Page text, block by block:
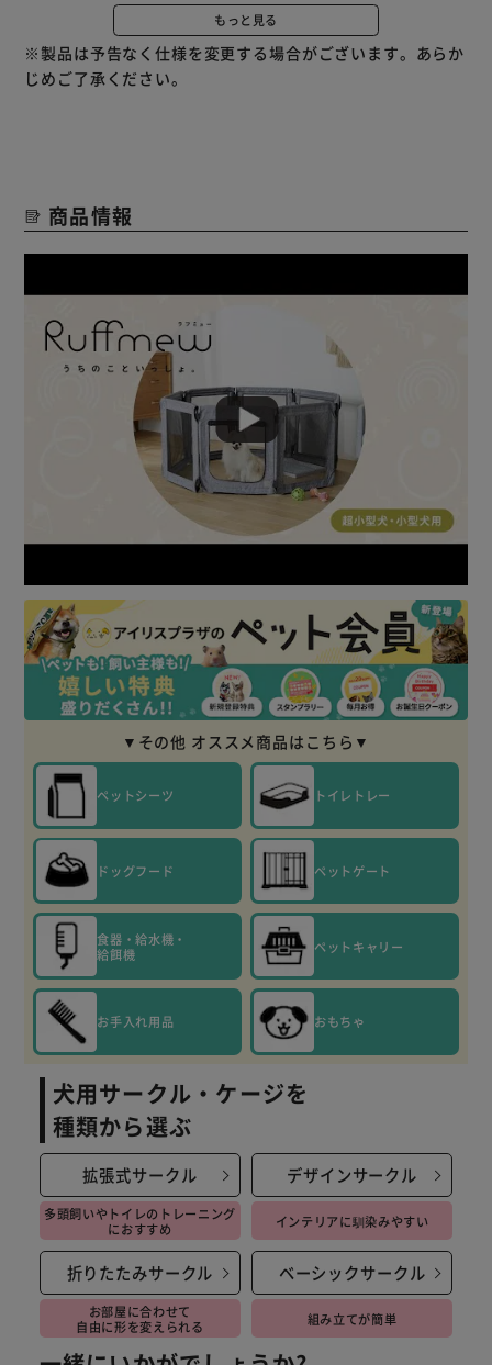
◆わんちゃんの体格に合わせた2タイプ
【Mサイズ】内寸：95cm×87cm×60cm／パネル6枚組
【Lサイズ】内寸：120cm×120cm×60cm／パネル8枚組
隙間が小さく、わんちゃんが挟まりにくい安心設計。
開けにくい
開ける：ファスナーを使用しない場合は面ファスナーで上部
に固定可能
◆わんちゃんも安心！PVCメッシュ素材×スチールタイプ
かわいいお顔がよく見える！
わんちゃんがなめても安心、破れにくいPVCメッシュ素材採
用はぶつかっても体への衝撃を抑え、スチールタイプだから
◆軽量
◆コンパクト収納
使用後はじゃばら式に折りたたみ可能。
ちょっとした隙間に収納できるコンパクトサイズ。
◆出入りスムーズ
高さが60cmの為、出入りスムーズ。
わんちゃんが飛び出しにくく安心。
◆洗濯ラクラク、いつでも清潔に
フレームからカバーを取り外すことで、洗濯機で丸洗い可
能。
※洗濯機使用時は、洗濯ネットを使用ください。
※色移りの恐れがありますため他の洗濯物と分けてお洗いく
ださい。
もっと見る
※製品は予告なく仕様を変更する場合がございます。あらか
じめご了承ください。
商品情報
▼その他 オススメ商品はこちら▼
ペットシーツ トイレトレー
ドッグフード ペットゲート
食器・給水機・
給餌機
ペットキャリー
お手入れ用品 おもちゃ
犬用サークル・ケージを
種類から選ぶ
拡張式サークル
多頭飼いやトイレの トレーニング
におすすめ
デザインサークル
インテリアに馴染みやすい
折りたたみサークル
お部屋に合わせて
自由に形を変えられる
ベーシックサークル
組み立てが簡単